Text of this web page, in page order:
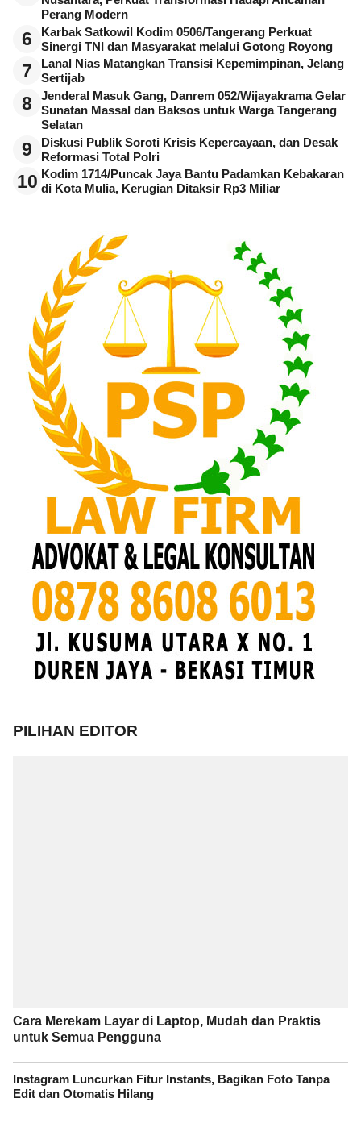
Perang Modern
6
Karbak Satkowil Kodim 0506/Tangerang Perkuat
Sinergi TNI dan Masyarakat melalui Gotong Royong
7
Lanal Nias Matangkan Transisi Kepemimpinan, Jelang
Sertijab
8
Jenderal Masuk Gang, Danrem 052/Wijayakrama Gelar
Sunatan Massal dan Baksos untuk Warga Tangerang
Selatan
9
Diskusi Publik Soroti Krisis Kepercayaan, dan Desak
Reformasi Total Polri
10 Kodim 1714/Puncak Jaya Bantu Padamkan Kebakaran
di Kota Mulia, Kerugian Ditaksir Rp3 Miliar
PILIHAN EDITOR
Cara Merekam Layar di Laptop, Mudah dan Praktis
untuk Semua Pengguna
Instagram Luncurkan Fitur Instants, Bagikan Foto Tanpa
Edit dan Otomatis Hilang